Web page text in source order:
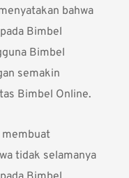
bahwa
Bimbel
Bimbel
semakin
Bimbel Online.
membuat
tidak selamanya